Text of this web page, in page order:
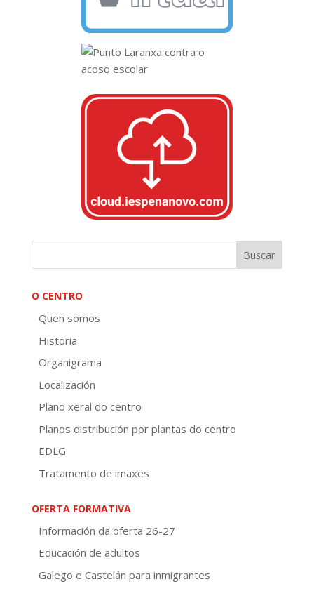
O CENTRO
Quen somos
Historia
Organigrama
Localización
Plano xeral do centro
Planos distribución por plantas do centro
EDLG
Tratamento de imaxes
OFERTA FORMATIVA
Información da oferta 26-27
Educación de adultos
Galego e Castelán para inmigrantes